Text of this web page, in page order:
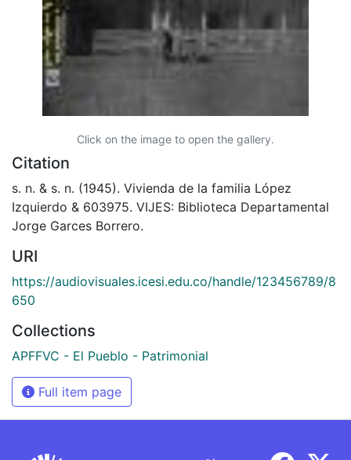
Click on the image to open the gallery.
Citation
s. n. & s. n. (1945). Vivienda de la familia López
Izquierdo & 603975. VIJES: Biblioteca Departamental
Jorge Garces Borrero.
URI
https://audiovisuales.icesi.edu.co/handle/123456789/8
650
Collections
APFFVC - El Pueblo - Patrimonial
Full item page